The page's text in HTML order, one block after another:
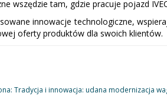
wszędzie tam, gdzie pracuje pojazd
innowacje technologiczne,
oferty produktów dla swoich klientów.
Tradycja i innowacja: udana modernizacja